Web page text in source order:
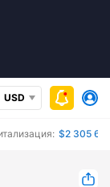
USD
$2 305